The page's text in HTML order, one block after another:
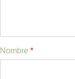
Nombre *